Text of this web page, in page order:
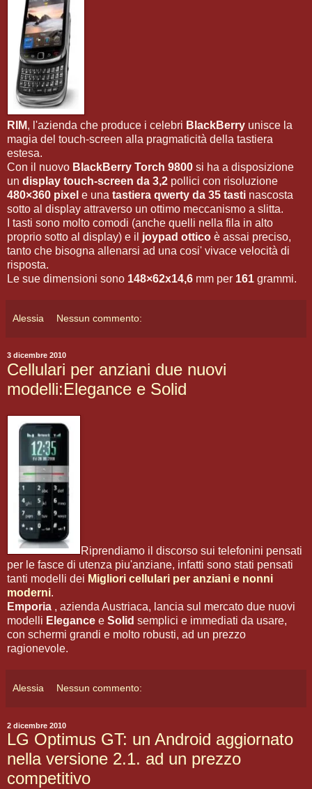
RIM, l'azienda che produce i celebri BlackBerry unisce la
magia del touch-screen alla pragmaticità della tastiera
estesa.
Con il nuovo BlackBerry Torch 9800 si ha a disposizione
un display touch-screen da 3,2 pollici con risoluzione
480×360 pixel e una tastiera qwerty da 35 tasti nascosta
sotto al display attraverso un ottimo meccanismo a slitta.
I tasti sono molto comodi (anche quelli nella fila in alto
proprio sotto al display) e il joypad ottico è assai preciso,
tanto che bisogna allenarsi ad una cosi' vivace velocità di
risposta.
Le sue dimensioni sono 148×62x14,6 mm per 161 grammi.
Alessia Nessun commento:
3 dicembre 2010
Cellulari per anziani due nuovi
modelli:Elegance e Solid
Riprendiamo il discorso sui telefonini pensati
per le fasce di utenza piu'anziane, infatti sono stati pensati
tanti modelli dei Migliori cellulari per anziani e nonni
moderni.
Emporia , azienda Austriaca, lancia sul mercato due nuovi
modelli Elegance e Solid semplici e immediati da usare,
con schermi grandi e molto robusti, ad un prezzo
ragionevole.
Alessia Nessun commento:
2 dicembre 2010
LG Optimus GT: un Android aggiornato
nella versione 2.1. ad un prezzo
competitivo